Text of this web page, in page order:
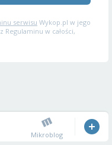
serwisu Wykop.pl w jego
w całości,
Mikroblog